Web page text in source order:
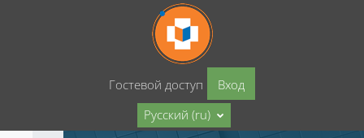
Перейти к основному содержанию
Гостевой доступ
Вход
Русский ‎(ru)‎